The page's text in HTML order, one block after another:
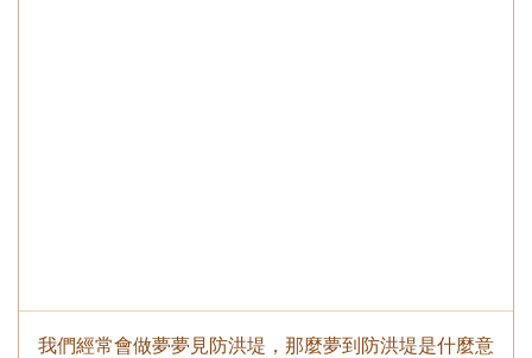
我們經常會做夢夢見防洪堤，那麼夢到防洪堤是什麼意